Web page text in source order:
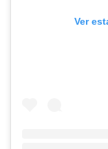
Ver